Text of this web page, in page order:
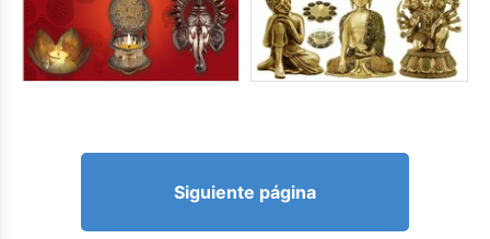
Siguiente página